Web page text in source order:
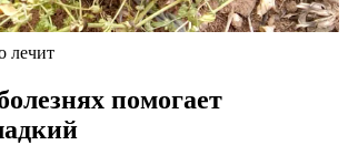
лечит
помогает